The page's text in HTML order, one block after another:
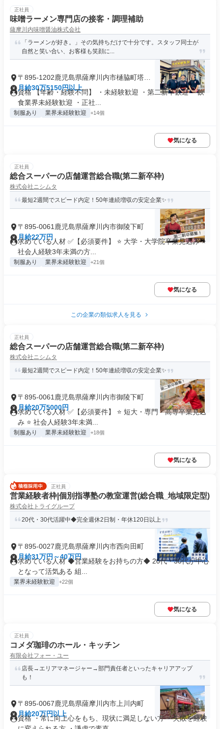
正社員
味噌ラーメン専門店の接客・調理補助
薩摩川内味噌醤油株式会社
「ラーメンが好き。」その気持ちだけで十分です。スタッフ同士が
自然と笑い合い、お客様も笑顔に...
〒895-1202鹿児島県薩摩川内市樋脇町塔之
原
月給30万5150円以上
資格 【年齢・経験不問】 ・未経験歓迎 ・第二新卒歓迎 ・飲
食業界未経験歓迎 ・正社...
制服あり 業界未経験歓迎 +14個
気になる
正社員
総合スーパーの店舗運営総合職(第二新卒枠)
株式会社ニシムタ
最短2週間でスピード内定！50年連続増収の安定企業✨
〒895-0061鹿児島県薩摩川内市御陵下町
月給22万円
求めている人材 ✅【必須要件】 ⭐ 大学・大学院卒業見込み ⭐
社会人経験3年未満の方...
制服あり 業界未経験歓迎 +21個
気になる
この企業の類似求人を見る
正社員
総合スーパーの店舗運営総合職(第二新卒枠)
株式会社ニシムタ
最短2週間でスピード内定！50年連続増収の安定企業✨
〒895-0061鹿児島県薩摩川内市御陵下町
月給20万5000円
求めている人材 ✅【必須要件】 ⭐ 短大・専門・高専卒業見込
み ⭐ 社会人経験3年未満...
制服あり 業界未経験歓迎 +18個
気になる
正社員
営業経験者枠|個別指導塾の教室運営(総合職_地域限定型)
株式会社トライグループ
20代・30代活躍中◆完全週休2日制・年休120日以上
〒895-0027鹿児島県薩摩川内市西向田町
月給31万円～40万円
求めている人材 ◆営業経験をお持ちの方◆ 20代・30代が中心
となって活気ある 組...
業界未経験歓迎 +22個
気になる
正社員
コメダ珈琲のホール・キッチン
有限会社フォー・ユー
店長→エリアマネージャー→部門責任者といったキャリアアップ
も！
〒895-0067鹿児島県薩摩川内市上川内町
月給20万円以上
資格 ・常に向上心をもち、現状に満足しない方 ・失敗を経験